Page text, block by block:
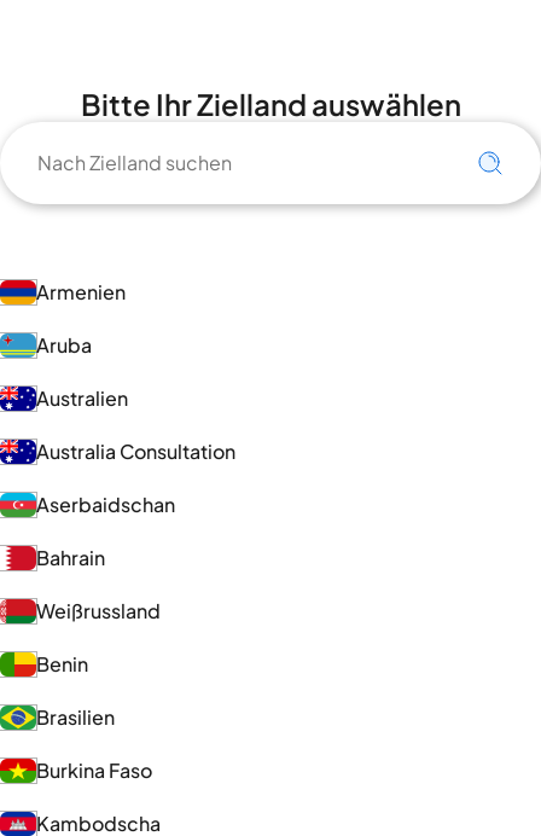
Bitte Ihr Zielland auswählen
Armenien
Aruba
Australien
Australia Consultation
Aserbaidschan
Bahrain
Weißrussland
Benin
Brasilien
Burkina Faso
Kambodscha